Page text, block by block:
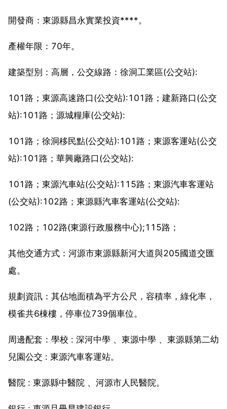
開發商：東源縣昌永實業投資****。
產權年限：70年。
建築型別：高層，公交線路：徐洞工業區(公交站):
101路；東源高速路口(公交站):101路；建新路口(公交
站):101路；源城糧庫(公交站):
101路；徐洞移民點(公交站):101路；東源客運站(公交
站):101路；華興廠路口(公交站):
101路；東源汽車站(公交站):115路；東源汽車客運站
(公交站):102路；東源縣汽車客運站(公交站):
102路；102路(東源行政服務中心);115路；
其他交通方式：河源市東源縣新河大道與205國道交匯
處。
規劃資訊：其佔地面積為平方公尺，容積率，綠化率，
模雀共6棟樓，停車位739個車位。
周邊配套：學校 : 深河中學 、東源中學 、東源縣第二幼
兒園公交 : 東源汽車客運站。
醫院 : 東源縣中醫院 、河源市人民醫院。